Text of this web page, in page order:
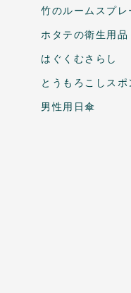
竹のルームスプ
ホタテの衛生用
はぐくむさらし
とうもろこしスポ
男性用日傘